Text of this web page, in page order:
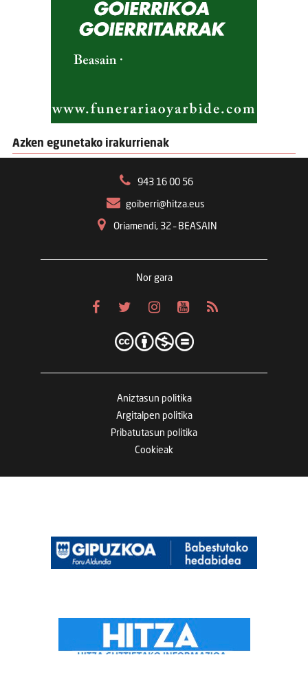
Azken egunetako irakurrienak
943 16 00 56
goiberri@hitza.eus
Oriamendi, 32 – BEASAIN
Nor gara
Aniztasun politika
Argitalpen politika
Pribatutasun politika
Cookieak